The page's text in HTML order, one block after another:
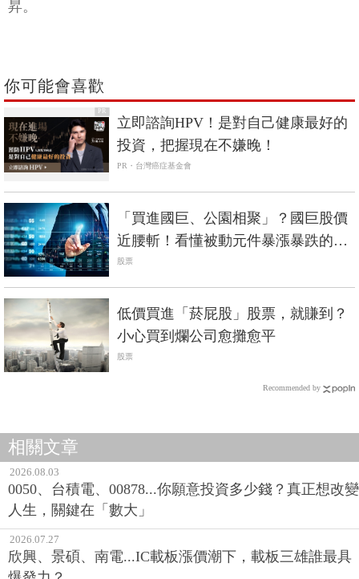
昇。
你可能會喜歡
PR
立即諮詢HPV！是對自己健康最好的
投資，把握現在不嫌晚！
PR・台灣癌症基金會
「買進國巨、公園相聚」？國巨股價
近腰斬！看懂被動元件暴漲暴跌的隱
藏脈絡
股票
低價買進「菸屁股」股票，就賺到？
小心買到爛公司愈攤愈平
股票
Recommended by
相關文章
2026.08.03
0050、台積電、00878...你願意投資多少錢？真正想改變
人生，關鍵在「數大」
2026.07.27
欣興、景碩、南電...IC載板漲價潮下，載板三雄誰最具